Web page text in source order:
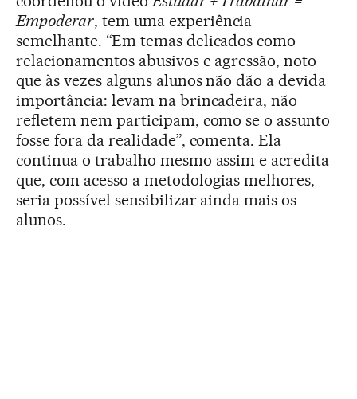
Empoderar, tem uma experiência
semelhante. “Em temas delicados como
relacionamentos abusivos e agressão, noto
que às vezes alguns alunos não dão a devida
importância: levam na brincadeira, não
refletem nem participam, como se o assunto
fosse fora da realidade”, comenta. Ela
continua o trabalho mesmo assim e acredita
que, com acesso a metodologias melhores,
seria possível sensibilizar ainda mais os
alunos.